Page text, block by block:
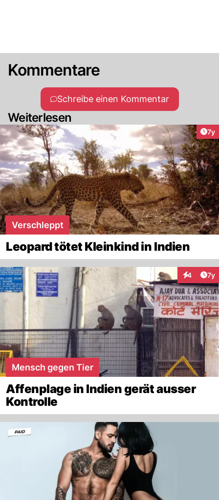
Kommentare
Schreibe einen Kommentar
Weiterlesen
7y
Verschleppt
Leopard tötet Kleinkind in Indien
4 7y
Mensch gegen Tier
Affenplage in Indien gerät ausser
Kontrolle